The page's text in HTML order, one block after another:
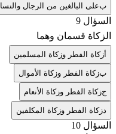
بعلى البالغين من الرجال والنساء
السؤال 9
الزكاة قسمان وهما
زكاة الفطر وزكاة المسلمين
بزكاة الفطر وزكاة الأموال
جزكاة الفطر وزكاة الأنعام
زكاة الفطر وزكاة المكلفين
السؤال 10